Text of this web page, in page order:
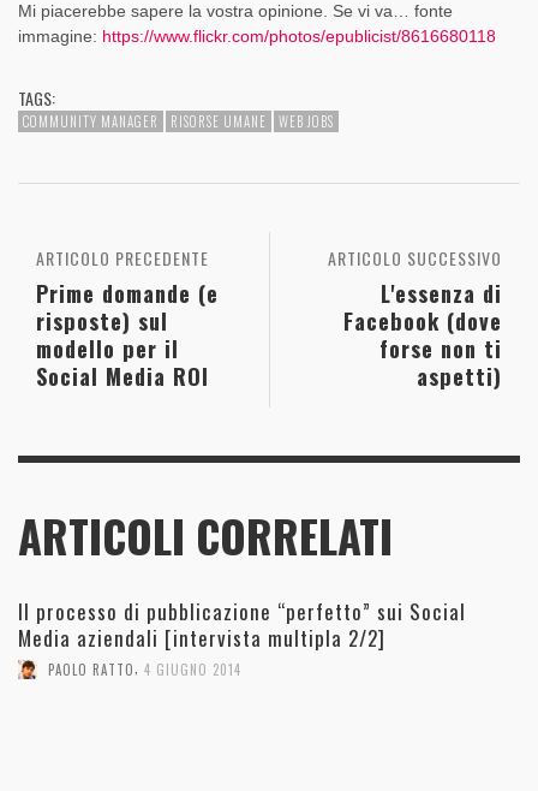
Mi piacerebbe sapere la vostra opinione. Se vi va… fonte
immagine: https://www.flickr.com/photos/epublicist/8616680118
TAGS:
COMMUNITY MANAGER RISORSE UMANE WEB JOBS
ARTICOLO SUCCESSIVO
L'essenza di
Facebook (dove
forse non ti
aspetti)
ARTICOLO PRECEDENTE
Prime domande (e
risposte) sul
modello per il
Social Media ROI
ARTICOLI CORRELATI
Il processo di pubblicazione “perfetto” sui Social
Media aziendali [intervista multipla 2/2]
PAOLO RATTO, 4 GIUGNO 2014